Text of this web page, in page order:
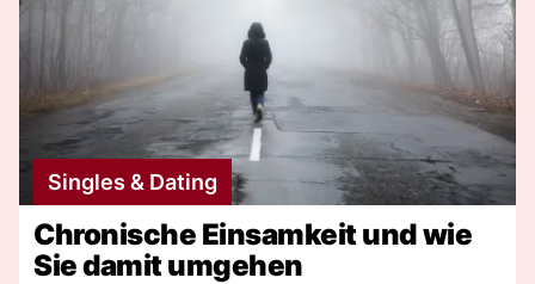
Singles & Dating
Chronische Einsamkeit und wie
Sie damit umgehen